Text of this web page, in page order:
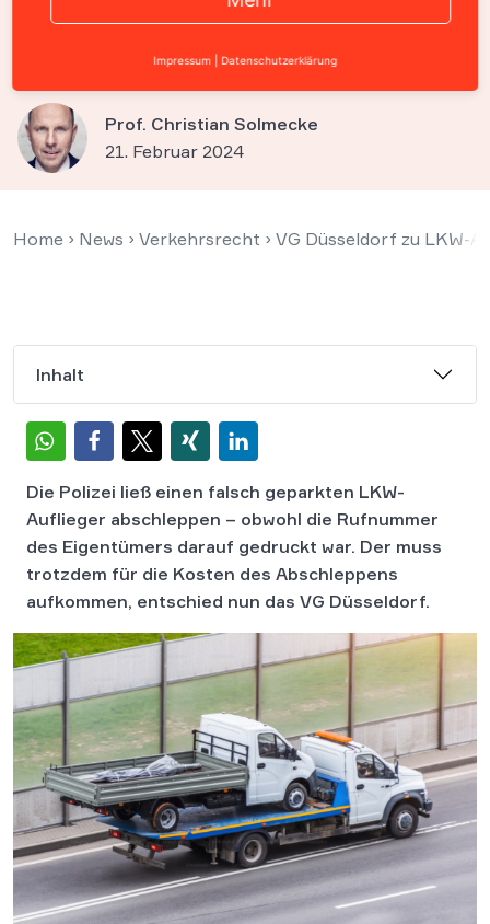
aufgeklebter Nummer
abschleppen
Prof. Christian Solmecke
21. Februar 2024
Home › News › Verkehrsrecht › VG Düsseldorf zu LKW-
Inhalt
Die Polizei ließ einen falsch geparkten LKW-
Auflieger abschleppen – obwohl die Rufnummer
des Eigentümers darauf gedruckt war. Der muss
trotzdem für die Kosten des Abschleppens
aufkommen, entschied nun das VG Düsseldorf.
Impressum Datenschutzerklärung